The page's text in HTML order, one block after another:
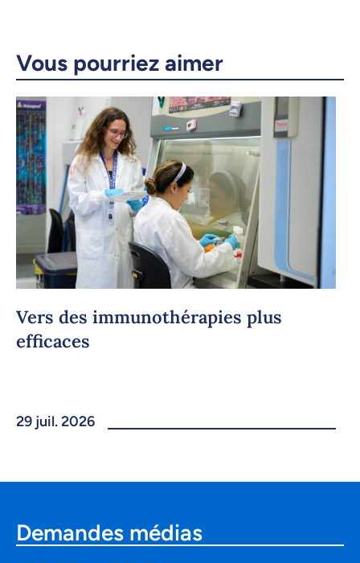
Vous pourriez aimer
Vers des immunothérapies plus
efficaces
29 juil. 2026
Demandes médias